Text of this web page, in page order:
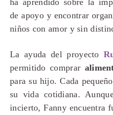
de apoyo y encontrar
niños con amor y sin
La ayuda del proyecto
permitido comprar
para su hijo. Cada
su vida cotidiana.
incierto, Fanny encuentra